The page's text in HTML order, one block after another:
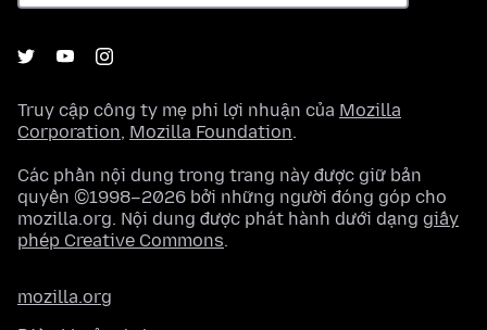
Truy cập công ty mẹ phi lợi nhuận của Mozilla
Corporation, Mozilla Foundation.
Các phần nội dung trong trang này được giữ bản
quyền ©1998–2026 bởi những người đóng góp cho
mozilla.org. Nội dung được phát hành dưới dạng giấy
phép Creative Commons.
mozilla.org